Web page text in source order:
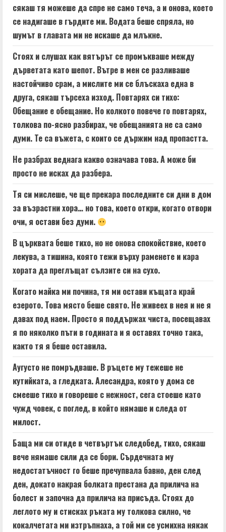
сякаш тя можеше да спре не само теча, а и онова, което
се надигаше в гърдите ми. Водата беше спряла, но
шумът в главата ми не искаше да млъкне.
Стоях и слушах как вятърът се промъкваше между
дърветата като шепот. Вътре в мен се разливаше
настойчиво срам, а мислите ми се блъскаха една в
друга, сякаш търсеха изход. Повтарях си тихо:
Обещание е обещание. Но колкото повече го повтарях,
толкова по-ясно разбирах, че обещанията не са само
думи. Те са въжета, с които се държим над пропастта.
Не разбрах веднага какво означава това. А може би
просто не исках да разбера.
Тя си мислеше, че ще прекара последните си дни в дом
за възрастни хора… но това, което откри, когато отвори
очи, я остави без думи.
В църквата беше тихо, но не онова спокойствие, което
лекува, а тишина, която тежи върху раменете и кара
хората да преглъщат сълзите си на сухо.
Когато майка ми почина, тя ми остави къщата край
езерото. Това място беше свято. Не живеех в нея и не я
давах под наем. Просто я поддържах чиста, посещавах
я по няколко пъти в годината и я оставях точно така,
както тя я беше оставила.
Аугусто не помръдваше. В ръцете му тежеше не
кутийката, а гледката. Алесандра, която у дома се
смееше тихо и говореше с нежност, сега стоеше като
чужд човек, с поглед, в който нямаше и следа от
милост.
Баща ми си отиде в четвъртък следобед, тихо, сякаш
вече нямаше сили да се бори. Сърдечната му
недостатъчност го беше пречупвала бавно, ден след
ден, докато накрая болката престана да прилича на
болест и започна да прилича на присъда. Стоях до
леглото му и стисках ръката му толкова силно, че
кокалчетата ми изтръпнаха, а той ми се усмихна някак